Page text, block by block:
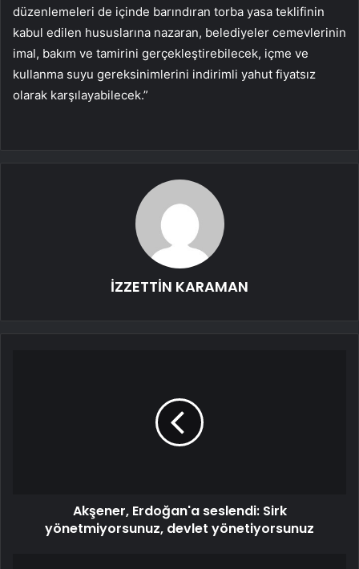
düzenlemeleri de içinde barındıran torba yasa teklifinin
kabul edilen hususlarına nazaran, belediyeler cemevlerinin
imal, bakım ve tamirini gerçekleştirebilecek, içme ve
kullanma suyu gereksinimlerini indirimli yahut fiyatsız
olarak karşılayabilecek.”
İZZETTİN KARAMAN
Akşener, Erdoğan'a seslendi: Sirk
yönetmiyorsunuz, devlet yönetiyorsunuz